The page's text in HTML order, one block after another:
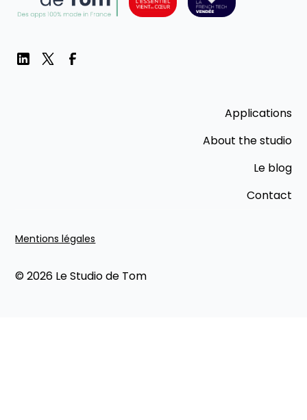
Applications
About the studio
Le blog
Contact
© 2026 Le Studio de Tom
Mentions légales